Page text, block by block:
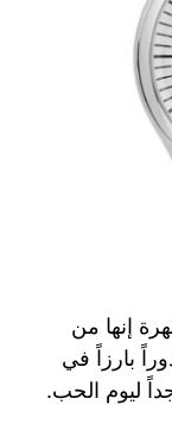
إنها من
بارزاً في
ليوم الحب.